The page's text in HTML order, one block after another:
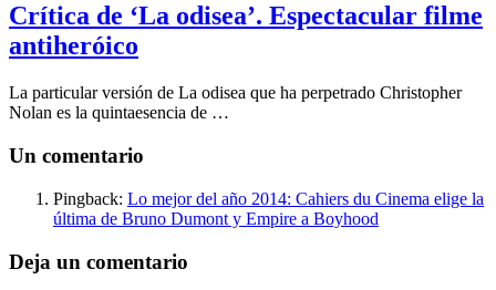
Crítica de ‘La odisea’. Espectacular filme
antiheróico
La particular versión de La odisea que ha perpetrado Christopher
Nolan es la quintaesencia de …
Un comentario
Pingback: Lo mejor del año 2014: Cahiers du Cinema elige la
última de Bruno Dumont y Empire a Boyhood
Deja un comentario